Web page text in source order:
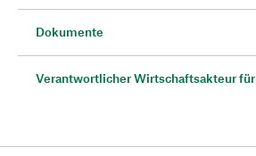
Dokumente
Verantwortlicher Wirtschaftsakteur für